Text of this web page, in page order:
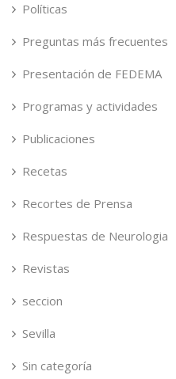
Políticas
Preguntas más frecuentes
Presentación de FEDEMA
Programas y actividades
Publicaciones
Recetas
Recortes de Prensa
Respuestas de Neurologia
Revistas
seccion
Sevilla
Sin categoría